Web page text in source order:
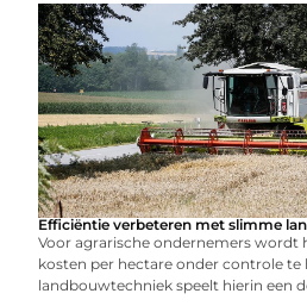
Efficiëntie verbeteren met slimme
Voor agrarische ondernemers wordt
kosten per hectare onder controle te
landbouwtechniek speelt hierin een